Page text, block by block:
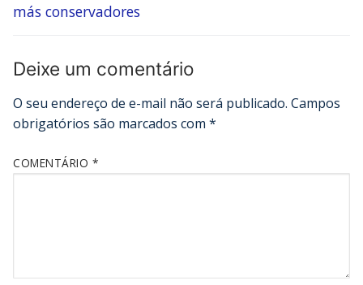
más conservadores
Deixe um comentário
O seu endereço de e-mail não será publicado. Campos
obrigatórios são marcados com *
COMENTÁRIO *